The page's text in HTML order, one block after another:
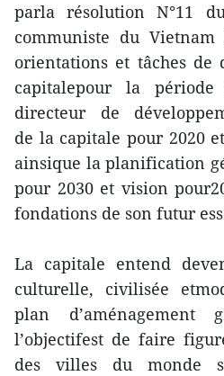
parla résolution N°11
communiste du Vietnam
orientations et tâches de
capitalepour la
directeur de
de la capitale pour 2020
ainsique la planification
pour 2030 et vision
fondations de son futur
La capitale entend
culturelle, civilisée
plan d’aménagement
l’objectifest de faire
des villes du monde